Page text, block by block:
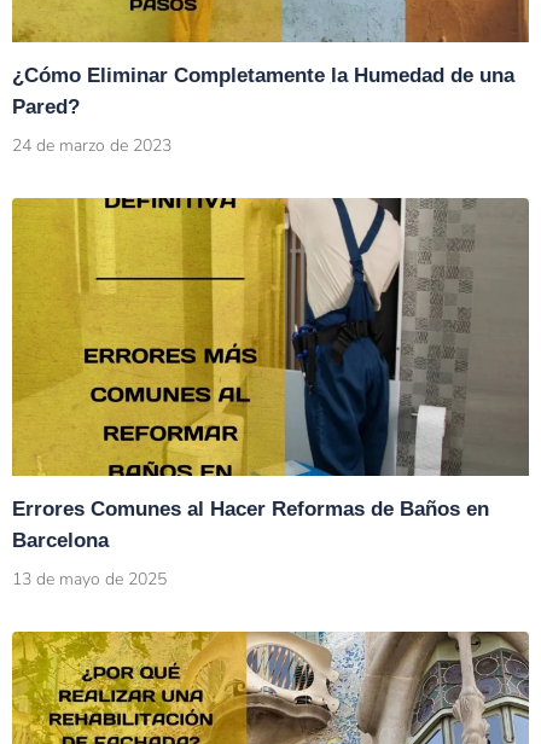
¿Cómo Eliminar Completamente la Humedad de una
Pared?
24 de marzo de 2023
Errores Comunes al Hacer Reformas de Baños en
Barcelona
13 de mayo de 2025